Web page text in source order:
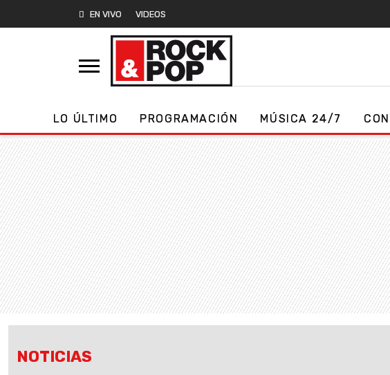
EN VIVO VIDEOS
LO ÚLTIMO PROGRAMACIÓN MÚSICA 24/7
NOTICIAS